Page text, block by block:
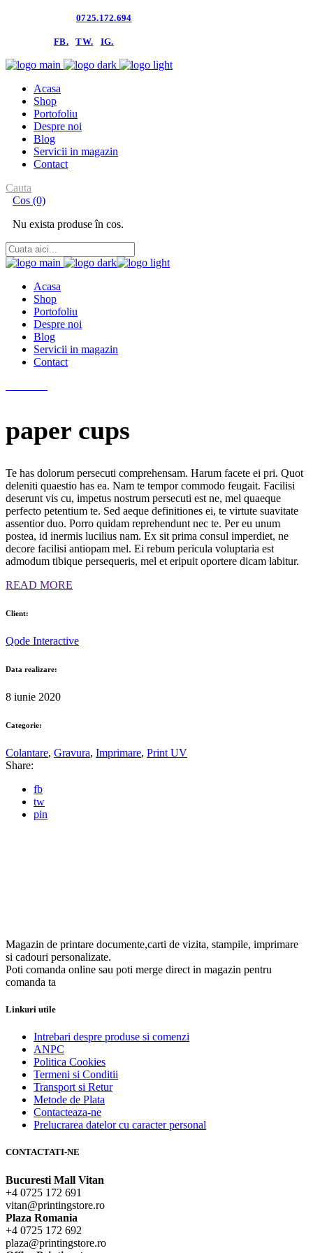
0725.172.694
FB. TW. IG.
Acasa
Shop
Portofoliu
Despre noi
Blog
Servicii in magazin
Contact
Cauta
Cos (0)
Nu exista produse în cos.
Acasa
Shop
Portofoliu
Despre noi
Blog
Servicii in magazin
Contact
paper cups
Te has dolorum persecuti comprehensam. Harum facete ei pri. Quot
deleniti quaestio has ea. Nam te tempor commodo feugait. Facilisi
deserunt vis cu, impetus nostrum persecuti est ne, mel quaeque
perfecto petentium te. Sed aeque definitiones ei, te virtute suavitate
assentior duo. Porro quidam reprehendunt nec te. Per eu unum
postea, id inermis lucilius nam. Ex sit prima consul imperdiet, ne
decore facilisi antiopam mel. Ei rebum pericula voluptaria est
admodum tibique persequeris, mel et eripuit oportere dicam labitur.
READ MORE
Client:
Qode Interactive
Data realizare:
8 iunie 2020
Categorie:
Colantare, Gravura, Imprimare, Print UV
Share:
fb
tw
pin
Magazin de printare documente,carti de vizita, stampile, imprimare
si cadouri personalizate.
Poti comanda online sau poti merge direct in magazin pentru
comanda ta
Linkuri utile
Intrebari despre produse si comenzi
ANPC
Politica Cookies
Termeni si Conditii
Transport si Retur
Metode de Plata
Contacteaza-ne
Prelucrarea datelor cu caracter personal
CONTACTATI-NE
Bucuresti Mall Vitan
+4 0725 172 691
vitan@printingstore.ro
Plaza Romania
+4 0725 172 692
plaza@printingstore.ro